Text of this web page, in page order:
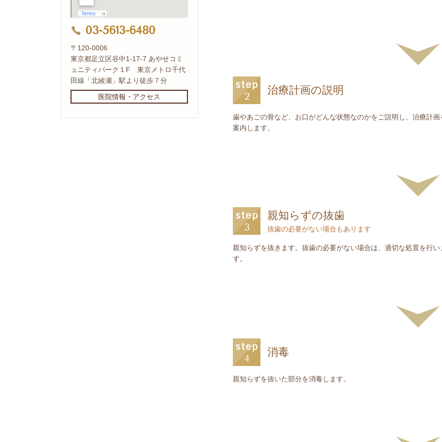
治療計画の説明
歯やあごの骨など、お口がどんな状態なのかをご説明し、治療計画
案内します。
親知らずの抜歯
抜歯の必要がない場合もあります
親知らずを抜きます。抜歯の必要がない場合は、適切な処置を行い
す。
消毒
親知らずを抜いた部分を消毒します。
03-5613-6480
〒120-0006
東京都足立区谷中1-17-7 あやせコミ
ュニティパーク１F 東京メトロ千代
田線「北綾瀬」駅より徒歩７分
医院情報・アクセス